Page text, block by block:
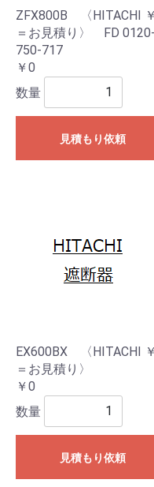
ZFX800B 〈HITACHI
＝お見積り〉 FD 0120-
750-717
￥0
数量
見積もり依頼
EX600BX 〈HITACHI
＝お見積り〉
￥0
数量
見積もり依頼